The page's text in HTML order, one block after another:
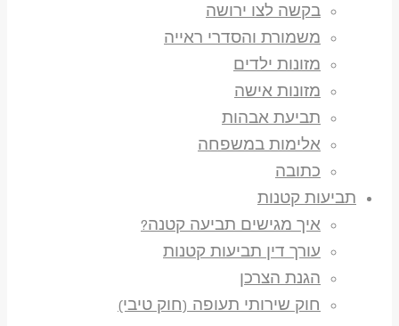
בקשה לצו ירושה
משמורת והסדרי ראייה
מזונות ילדים
מזונות אישה
תביעת אבהות
אלימות במשפחה
כתובה
תביעות קטנות
איך מגישים תביעה קטנה?
עורך דין תביעות קטנות
הגנת הצרכן
חוק שירותי תעופה (חוק טיבי)